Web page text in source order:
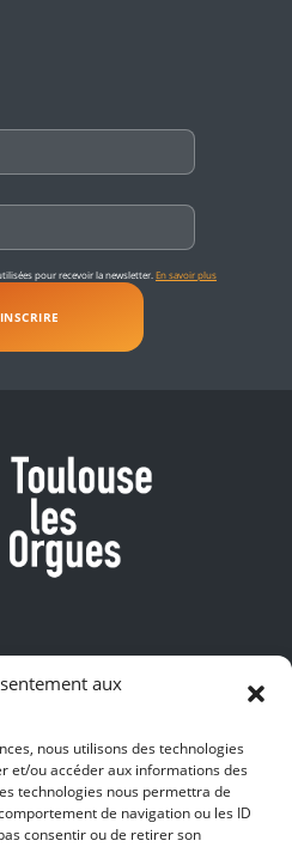
aux
nous utilisons des technologies
et/ou accéder aux informations des
technologies nous permettra de
de navigation ou les ID
consentir ou de retirer son
pour recevoir la newsletter. En savoir plus